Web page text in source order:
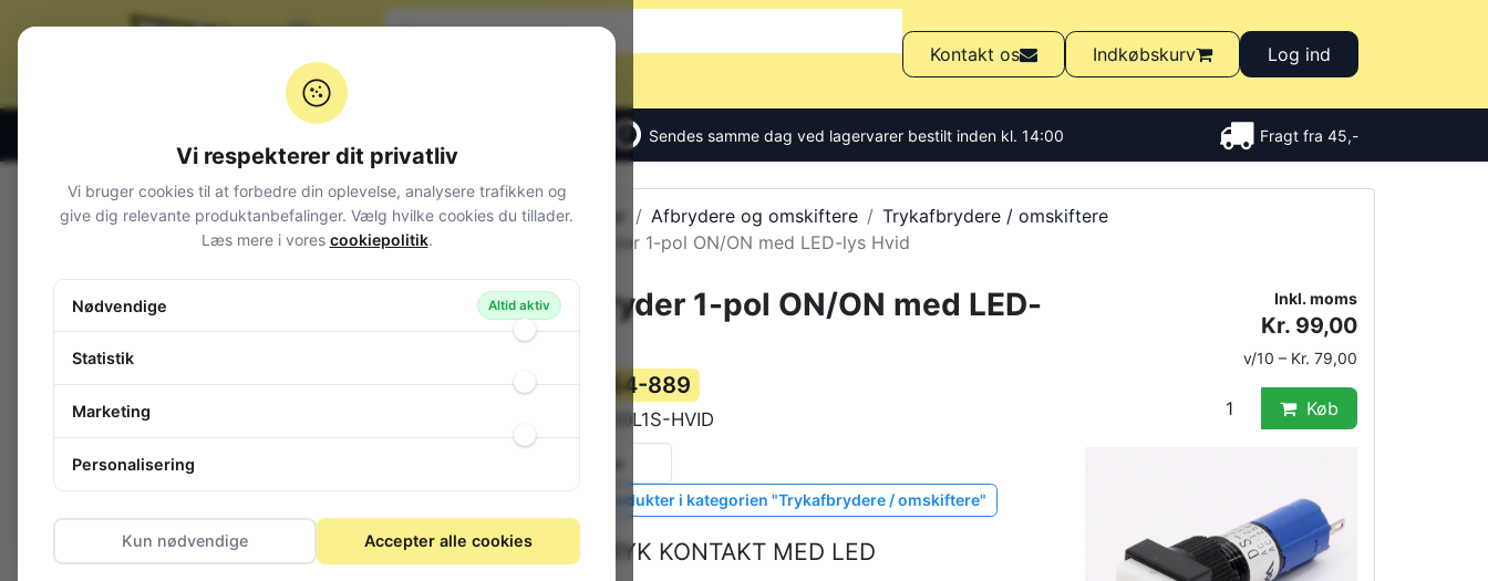
Kontakt os Indkøbskurv Log ind
Sendes samme dag ved lagervarer bestilt inden kl. 14:00 Fragt fra 45,-
Alle produkter Afbrydere og omskiftere
Trykafbrydere / omskiftere
Trykafbryder 1-pol ON/ON med LED-lys Hvid
Trykafbryder 1-pol ON/ON med LED-
lys Hvid
Varenummer: 154-889
DS-700L1S-HVID
på lager
Vis lignende produkter i kategorien "Trykafbrydere / omskiftere"
Firkantet TRYK KONTAKT MED LED
Inkl. moms
Kr. 99,00
v/10 – Kr. 79,00
Køb
Varegrupper
Magnetkontakt (REED)
Nøgleafbrydere
Vi respekterer dit privatliv
Vi bruger cookies til at forbedre din oplevelse, analysere trafikken og
give dig relevante produktanbefalinger. Vælg hvilke cookies du tillader.
Læs mere i vores cookiepolitik.
Nødvendige Altid aktiv
Statistik
Marketing
Personalisering
Kun nødvendige Accepter alle cookies